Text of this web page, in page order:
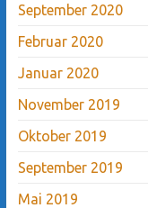
September 2020
Februar 2020
Januar 2020
November 2019
Oktober 2019
September 2019
Mai 2019